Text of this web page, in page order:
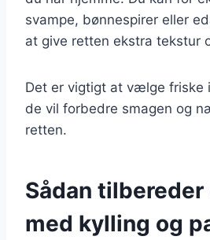
svampe, bønnespirer eller
at give retten ekstra tekstur
Det er vigtigt at vælge friske
de vil forbedre smagen og
retten.
Sådan
med kylling og